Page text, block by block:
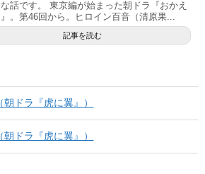
話です。 東京編が始まった朝ドラ『おかえ
。第46回から。ヒロイン百音（清原果...
記事を読む
ドラ『虎に翼』）
ドラ『虎に翼』）